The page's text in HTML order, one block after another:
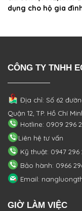
dụng cho hộ gia
CÔNG TY TNHH
Địa chỉ: Số 62
Quận 12, TP. Hồ Chí
Hotline: 0909 296
Liên hệ tư vấn
Kỹ thuật: 0947 296
Bảo hành: 0966
Email:
GIỜ LÀM VIỆC